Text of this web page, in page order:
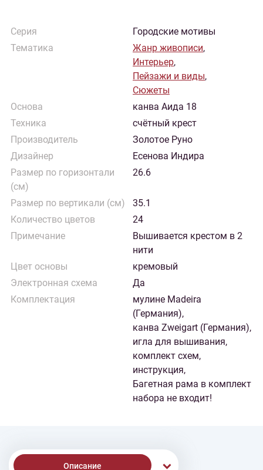
Серия
Городские мотивы
Тематика
Жанр живописи,
Интерьер,
Пейзажи и виды,
Сюжеты
Основа
канва Аида 18
Техника
счётный крест
Производитель
Золотое Руно
Дизайнер
Есенова Индира
Размер по горизонтали
(см)
26.6
Размер по вертикали (см)
35.1
Количество цветов
24
Примечание
Вышивается крестом в 2
нити
Цвет основы
кремовый
Электронная схема
Да
Комплектация
мулине Madeira
(Германия),
канва Zweigart (Германия),
игла для вышивания,
комплект схем,
инструкция,
Багетная рама в комплект
набора не входит!
Описание